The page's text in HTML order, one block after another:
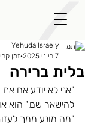
בלית ברירה
Yehuda Israely
7 ביוני 2025
זמן קריאה
"אני לא יודע אם את
להישאר שם," הוא
"מה מונע ממך